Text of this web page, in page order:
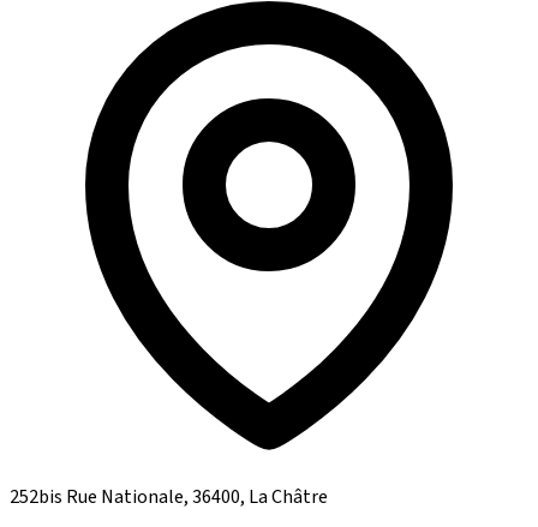
252bis Rue Nationale, 36400, La Châtre